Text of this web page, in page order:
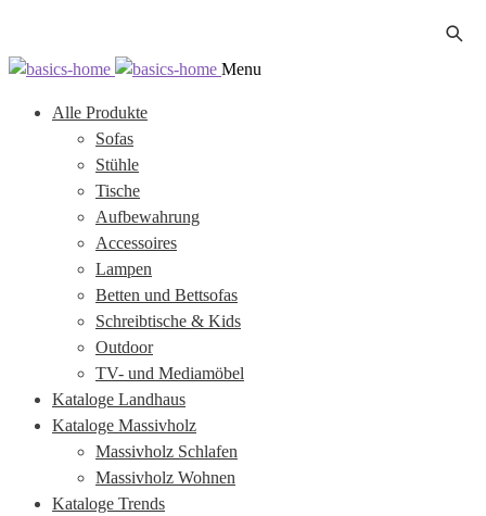
Zur
springen
Zum
springen
Menu
Alle Produkte
Sofas
Stühle
Tische
Aufbewahrung
Accessoires
Lampen
Betten und Bettsofas
Schreibtische & Kids
Outdoor
TV- und Mediamöbel
Kataloge Landhaus
Kataloge Massivholz
Massivholz Schlafen
Massivholz Wohnen
Kataloge Trends